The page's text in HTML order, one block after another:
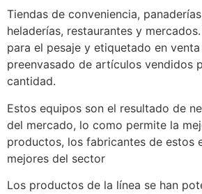
Tiendas de conveniencia,
heladerías, restaurantes y
para el pesaje y etiquetado en
preenvasado de artículos vendidos
cantidad.
Estos equipos son el resultado de
del mercado, lo como permite la
productos, los fabricantes de estos
mejores del sector
Los productos de la línea se han